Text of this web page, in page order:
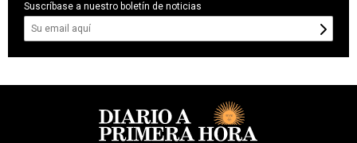
Suscríbase a nuestro boletín de noticias